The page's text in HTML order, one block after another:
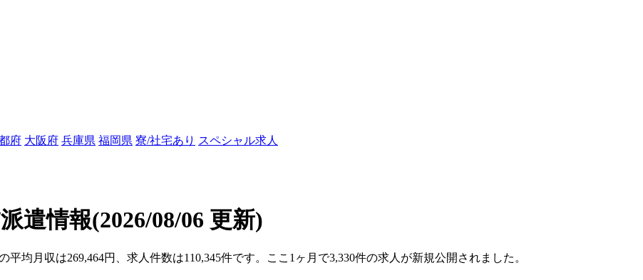
府 大阪府 兵庫県 福岡県 寮/社宅あり スペシャル求人
遣情報(2026/08/06 更新)
均月収は269,464円、求人件数は110,345件です。ここ1ヶ月で3,330件の求人が新規公開されました。